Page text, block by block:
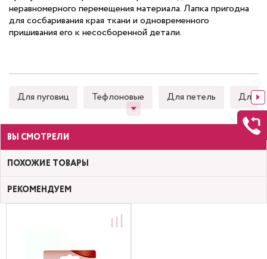
неравномерного перемещения материала. Лапка пригодна
для сосбаривания края ткани и одновременного
пришивания его к несосборенной детали.
Для пуговиц Тефлоновые Для петель Для
ВЫ СМОТРЕЛИ
ПОХОЖИЕ ТОВАРЫ
РЕКОМЕНДУЕМ